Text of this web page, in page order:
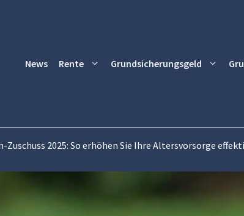
News Rente Grundsicherungsgeld
Zuschuss 2025: So erhöhen Sie Ihre Altersvorsorge